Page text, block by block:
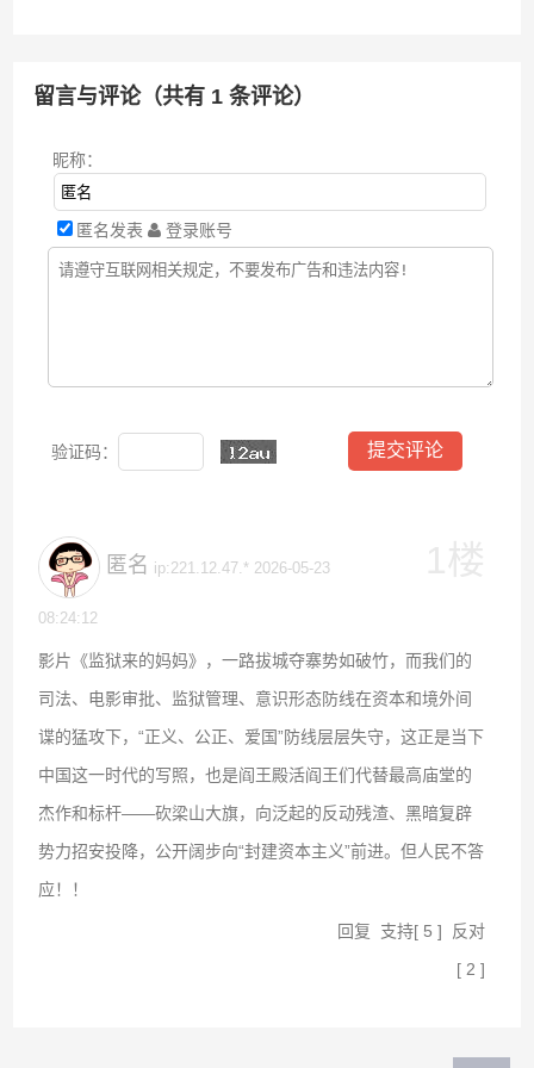
留言与评论（共有 1 条评论）
昵称：
匿名发表 登录账号
验证码：
匿名 ip:221.12.47.* 2026-05-23
08:24:12
影片《监狱来的妈妈》，一路拔城夺寨势如破竹，而我们的
司法、电影审批、监狱管理、意识形态防线在资本和境外间
谍的猛攻下，“正义、公正、爱国”防线层层失守，这正是当下
中国这一时代的写照，也是阎王殿活阎王们代替最高庙堂的
杰作和标杆——砍梁山大旗，向泛起的反动残渣、黑暗复辟
势力招安投降，公开阔步向“封建资本主义”前进。但人民不答
应！！
回复 支持[ 5]
反对
[ 2]